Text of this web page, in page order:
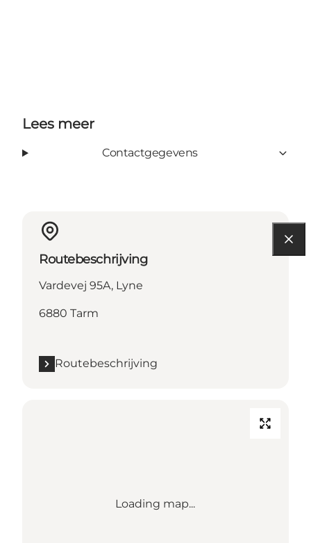
Lees meer
Contactgegevens
Routebeschrijving
Vardevej 95A, Lyne
6880 Tarm
Routebeschrijving
Loading map...